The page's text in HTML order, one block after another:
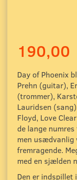
190,00
Day of Phoenix
Prehn (guitar),
(trommer),
Lauridsen
Floyd, Love
de lange
men usædvanlig
fremragende.
med en sjælden
Den er indspillet